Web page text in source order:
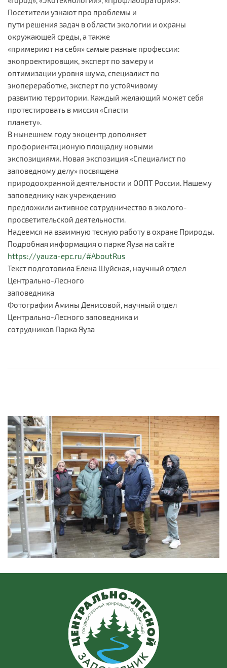
Посетители узнают про проблемы и
пути решения задач в области экологии и охраны
окружающей среды, а также
«примериют на себя» самые разные профессии:
экопроектировщик, эксперт по замеру и
оптимизации уровня шума, специалист по
экопереработке, эксперт по устойчивому
развитию территории. Каждый желающий может себя
протестировать в миссия «Спасти
планету».
В нынешнем году экоцентр дополняет
профориентационую площадку новыми
экспозициями. Новая экспозиция «Специалист по
заповедному делу» посвящена
природоохранной деятельности и ООПТ России. Нашему
заповеднику как учреждению
предложили активное сотрудничество в эколого-
просветительской деятельности.
Надеемся на взаимную тесную работу в охране Природы.
Подробная информация о парке Яуза на сайте
https://yauza-epc.ru/#AboutRus
Текст подготовила Елена Шуйская, научный отдел
Центрально-Лесного
заповедника
Фотографии Амины Денисовой, научный отдел
Центрально-Лесного заповедника и
сотрудников Парка Яуза